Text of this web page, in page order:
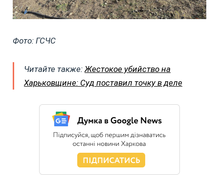
Фото: ГСЧС
Читайте также: Жестокое убийство на
Харьковщине: Суд поставил точку в деле